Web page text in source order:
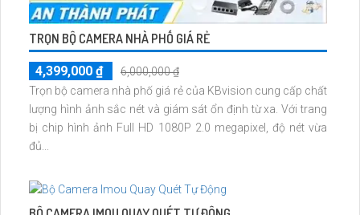
TRỌN BỘ CAMERA NHÀ PHỐ GIÁ RẺ
4,399,000 ₫
6,000,000 ₫
Trọn bộ camera nhà phố giá rẻ của KBvision cung cấp chất
lượng hình ảnh sắc nét và giám sát ổn định từ xa. Với trang
bị chip hình ảnh Full HD 1080P 2.0 megapixel, độ nét vừa
đủ...